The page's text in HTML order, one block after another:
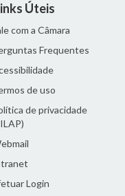
Úteis
com a Câmara
Frequentes
de uso
de privacidade
Login